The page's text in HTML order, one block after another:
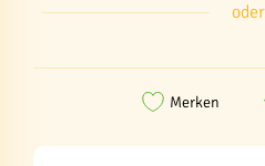
oder
Merken